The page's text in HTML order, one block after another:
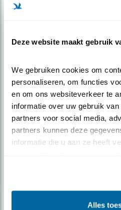
Deze website maakt gebruik
We gebruiken cookies om
personaliseren, om functies
en om ons websiteverkeer te
informatie over uw gebruik
partners voor social media,
partners kunnen deze
informatie die u aan ze heeft
Alles
over vogels en activiteiten van